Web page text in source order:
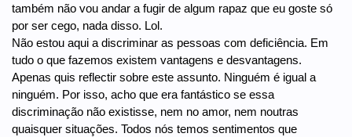
também não vou andar a fugir de algum rapaz que eu goste só
por ser cego, nada disso. Lol.
Não estou aqui a discriminar as pessoas com deficiência. Em
tudo o que fazemos existem vantagens e desvantagens.
Apenas quis reflectir sobre este assunto. Ninguém é igual a
ninguém. Por isso, acho que era fantástico se essa
discriminação não existisse, nem no amor, nem noutras
quaisquer situações. Todos nós temos sentimentos que